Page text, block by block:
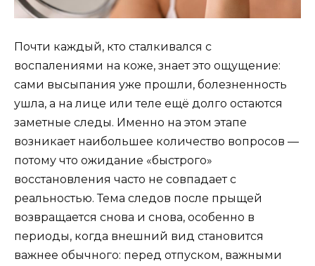
Почти каждый, кто сталкивался с
воспалениями на коже, знает это ощущение:
сами высыпания уже прошли, болезненность
ушла, а на лице или теле ещё долго остаются
заметные следы. Именно на этом этапе
возникает наибольшее количество вопросов —
потому что ожидание «быстрого»
восстановления часто не совпадает с
реальностью. Тема следов после прыщей
возвращается снова и снова, особенно в
периоды, когда внешний вид становится
важнее обычного: перед отпуском, важными